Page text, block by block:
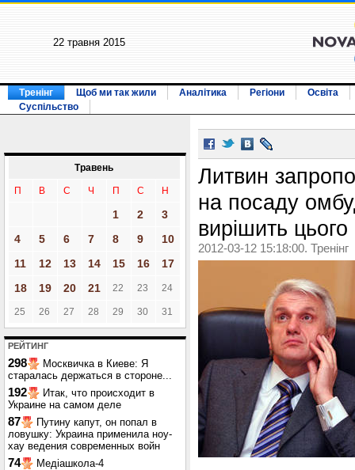
22 травня 2015
Тренінг Щоб ми так жили Аналітика Регіони
Освіта
Суспільство
Травень
П В С Ч П С Н
1 2
3
4
5 6 7 8 9
10
11
12 13 14 15 16
17
18
19 20 21 22 23 24
25 26 27 28 29 30 31
РЕЙТИНГ
298
Москвичка в Киеве: Я
старалась держаться в стороне...
192
Итак, что происходит в
Украине на самом деле
87
Путину капут, он попал в
ловушку: Украина применила ноу-
хау ведения современных войн
74 Медіашкола-4
Литвин
на посаду
вирішить
2012-03-12 15:18:00. Тренінг